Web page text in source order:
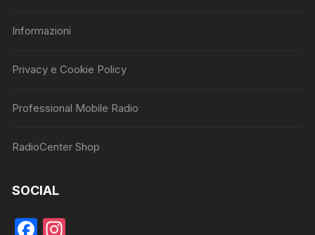
Informazioni
Privacy e Cookie Policy
Professional Mobile Radio
RadioCenter Shop
SOCIAL
F